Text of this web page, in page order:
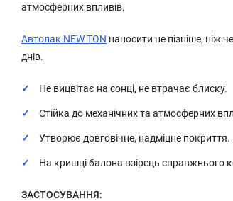
атмосферних впливів.
Автолак NEW TON наносити не пізніше, ніж
днів.
Не вицвітає на сонці, не втрачає блиску.
Стійка до механічних та атмосферних
Утворює довговічне, надміцне покриття.
На кришці балона взірець справжнього
ЗАСТОСУВАННЯ: